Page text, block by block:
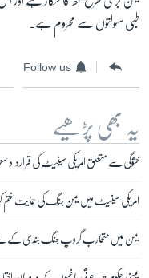
طبی سہولتوں سے محروم ہے۔
Follow us
یہ بھی پڑھیے
خشوگی سے متعلق امریکی سینیٹ کی
امریکی سینیٹ میں یمن جنگ کی حمایت ختم
یمن میں متحارب گروپ جنگ بندی کے لئے